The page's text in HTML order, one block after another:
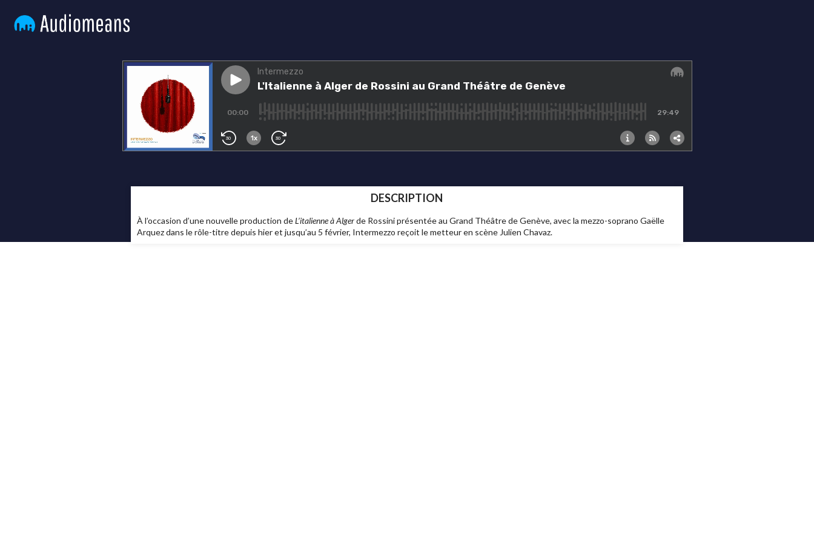
DESCRIPTION
À l’occasion d’une nouvelle production deL’italienne à Algerde Rossini présentée au Grand Théâtre de Genève, avec la mezzo-soprano Gaëlle
Arquez dans le rôle-titre depuis hier et jusqu’au 5 février, Intermezzo reçoit le metteur en scène Julien Chavaz.